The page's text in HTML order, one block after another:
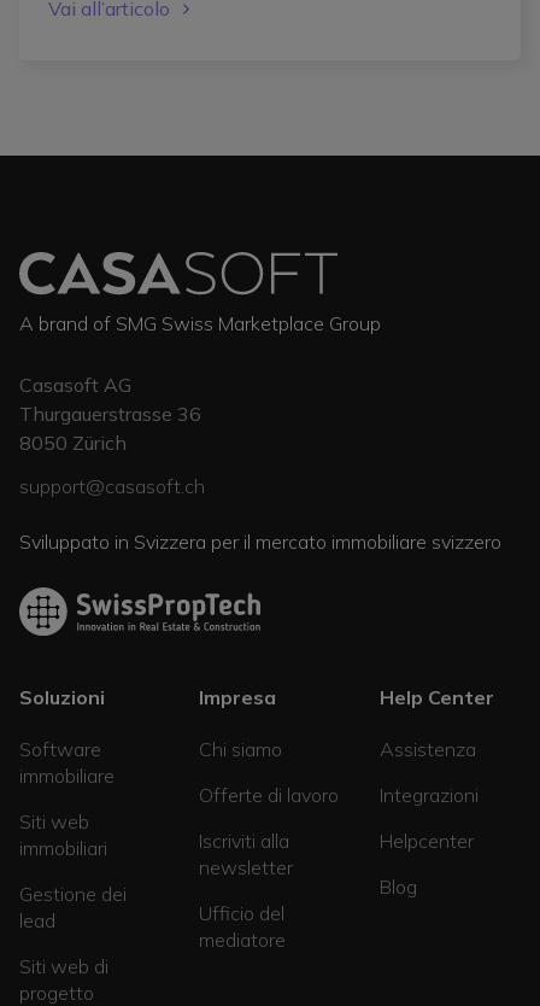
Vai all’articolo
A brand of SMG Swiss Marketplace Group
Casasoft AG
Thurgauerstrasse 36
8050 Zürich
support@casasoft.ch
Sviluppato in Svizzera per il mercato immobiliare svizzero
Soluzioni
Software
immobiliare
Siti web
immobiliari
Gestione dei
lead
Siti web di
progetto
Impresa
Chi siamo
Offerte di lavoro
Iscriviti alla
newsletter
Ufficio del
mediatore
Help Center
Assistenza
Integrazioni
Helpcenter
Blog